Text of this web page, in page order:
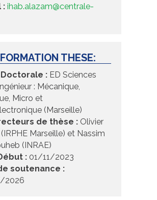
: ihab.alazam@centrale-
THESE:
: ED Sciences
: Mécanique,
Micro et
(Marseille)
de thèse : Olivier
Marseille) et Nassim
(INRAE)
: 01/11/2023
soutenance :
2026